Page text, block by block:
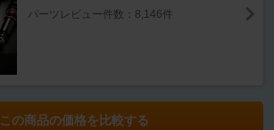
パーツレビュー件数：8,146件
この商品の価格を比較する